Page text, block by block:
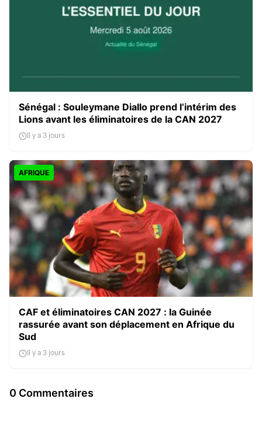
Sénégal : Souleymane Diallo prend l’intérim des
Lions avant les éliminatoires de la CAN 2027
Il y a 3 jours
AFRIQUE
CAF et éliminatoires CAN 2027 : la Guinée
rassurée avant son déplacement en Afrique du
Sud
Il y a 3 jours
0 Commentaires